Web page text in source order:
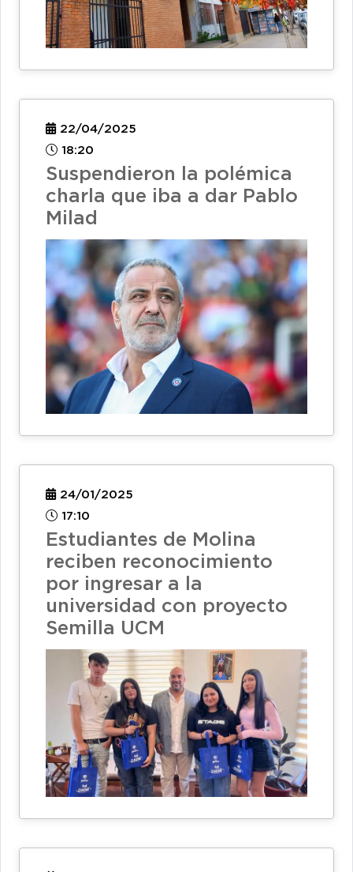
22/04/2025
18:20
Suspendieron la polémica
charla que iba a dar Pablo
Milad
24/01/2025
17:10
Estudiantes de Molina
reciben reconocimiento
por ingresar a la
universidad con proyecto
Semilla UCM